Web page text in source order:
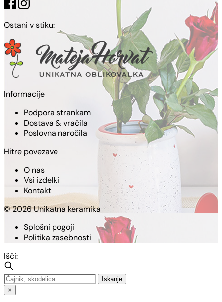
Ostani v stiku:
Informacije
Podpora strankam
Dostava & vračila
Poslovna naročila
Hitre povezave
O nas
Vsi izdelki
Kontakt
© 2026 Unikatna keramika
Splošni pogoji
Politika zasebnosti
Išči:
Iskanje
×